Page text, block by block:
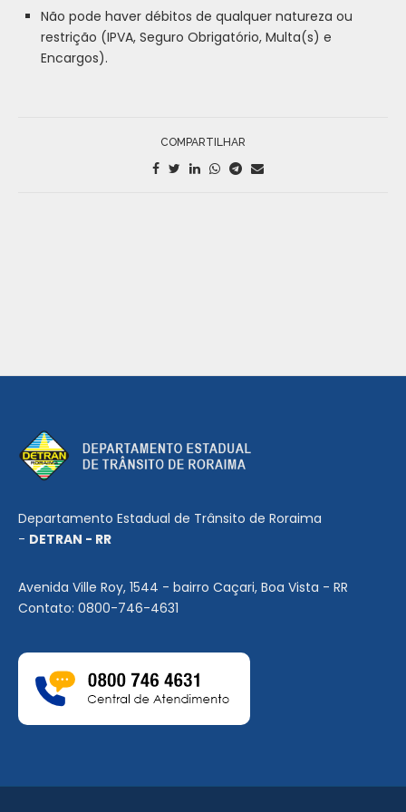
Não pode haver débitos de qualquer natureza ou
restrição (IPVA, Seguro Obrigatório, Multa(s) e
Encargos).
COMPARTILHAR
Departamento Estadual de Trânsito de Roraima
- DETRAN - RR
Avenida Ville Roy, 1544 - bairro Caçari, Boa Vista - RR
Contato: 0800-746-4631